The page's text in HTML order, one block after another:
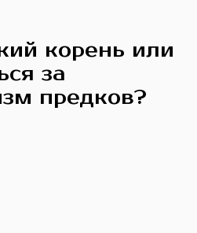
корень или
за
предков?